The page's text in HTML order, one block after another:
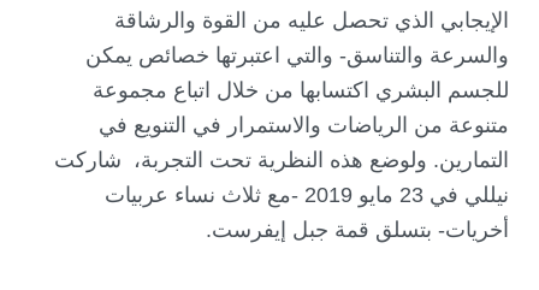
الإيجابي الذي تحصل عليه من القوة والرشاقة
والسرعة والتناسق- والتي اعتبرتها خصائص يمكن
للجسم البشري اكتسابها من خلال اتباع مجموعة
متنوعة من الرياضات والاستمرار في التنويع في
التمارين. ولوضع هذه النظرية تحت التجربة، شاركت
نيللي في 23 مايو 2019 -مع ثلاث نساء عربيات
أخريات- بتسلق قمة جبل إيفرست.